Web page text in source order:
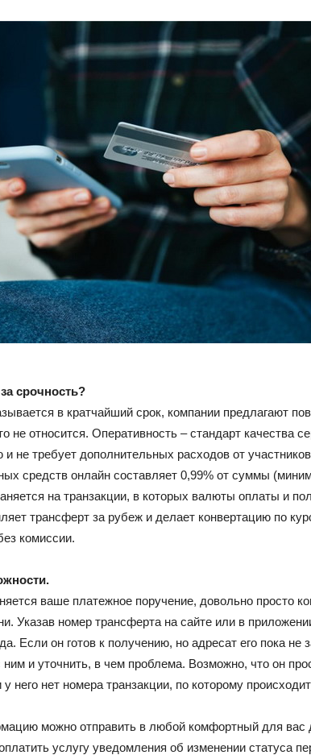
срочность?
в кратчайший срок, компании предлагают
не относится. Оперативность – стандарт качества
и не требует дополнительных расходов от
средств онлайн составляет 0,99% от суммы
на транзакции, в которых валюты оплаты и
трансферт за рубеж и делает конвертацию по
комиссии.
ваше платежное поручение, довольно просто
Указав номер трансферта на сайте или в
Если он готов к получению, но адресат его пока не
ним и уточнить, в чем проблема. Возможно, что он
него нет номера транзакции, по которому
можно отправить в любой комфортный для вас
услугу уведомления об изменении статуса